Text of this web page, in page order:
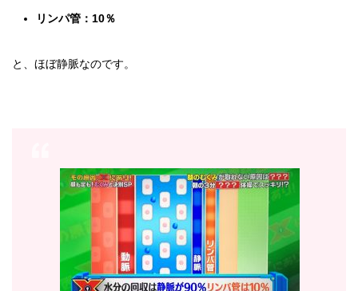
リンパ管：10％
と、ほぼ静脈なのです。